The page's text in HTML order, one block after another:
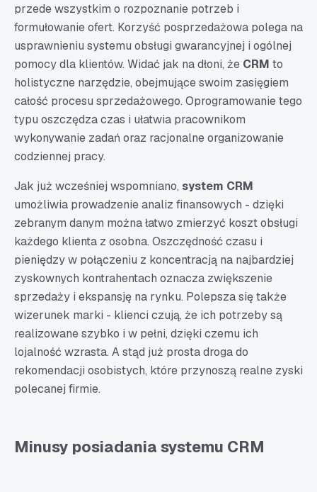
przede wszystkim o rozpoznanie potrzeb i
formułowanie ofert. Korzyść posprzedażowa polega na
usprawnieniu systemu obsługi gwarancyjnej i ogólnej
pomocy dla klientów. Widać jak na dłoni, że CRM to
holistyczne narzędzie, obejmujące swoim zasięgiem
całość procesu sprzedażowego. Oprogramowanie tego
typu oszczędza czas i ułatwia pracownikom
wykonywanie zadań oraz racjonalne organizowanie
codziennej pracy.
Jak już wcześniej wspomniano, system CRM
umożliwia prowadzenie analiz finansowych - dzięki
zebranym danym można łatwo zmierzyć koszt obsługi
każdego klienta z osobna. Oszczędność czasu i
pieniędzy w połączeniu z koncentracją na najbardziej
zyskownych kontrahentach oznacza zwiększenie
sprzedaży i ekspansję na rynku. Polepsza się także
wizerunek marki - klienci czują, że ich potrzeby są
realizowane szybko i w pełni, dzięki czemu ich
lojalność wzrasta. A stąd już prosta droga do
rekomendacji osobistych, które przynoszą realne zyski
polecanej firmie.
Minusy posiadania systemu CRM